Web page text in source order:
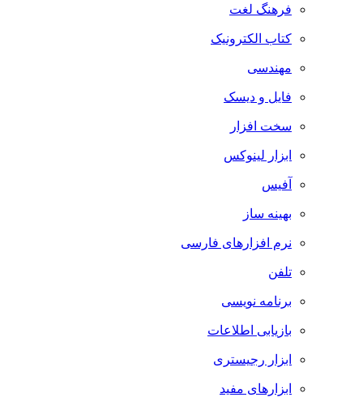
فرهنگ لغت
کتاب الکترونیک
مهندسی
فایل و دیسک
سخت افزار
ابزار لینوکس
آفیس
بهینه ساز
نرم افزارهای فارسی
تلفن
برنامه نویسی
بازیابی اطلاعات
ابزار رجیستری
ابزارهای مفید